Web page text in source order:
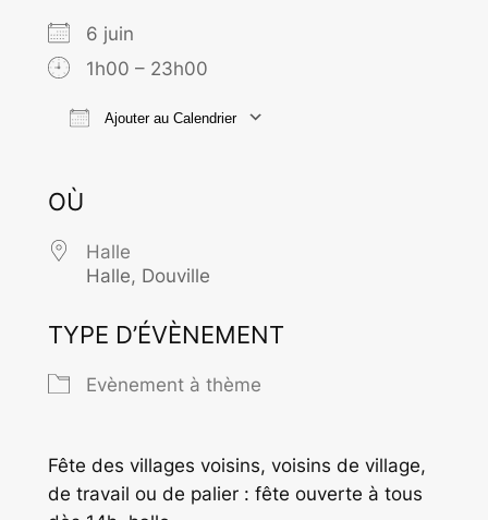
6 juin
1h00 – 23h00
Ajouter au Calendrier
OÙ
Halle
Halle, Douville
TYPE D’ÉVÈNEMENT
Evènement à thème
Fête des villages voisins, voisins de village,
de travail ou de palier : fête ouverte à tous